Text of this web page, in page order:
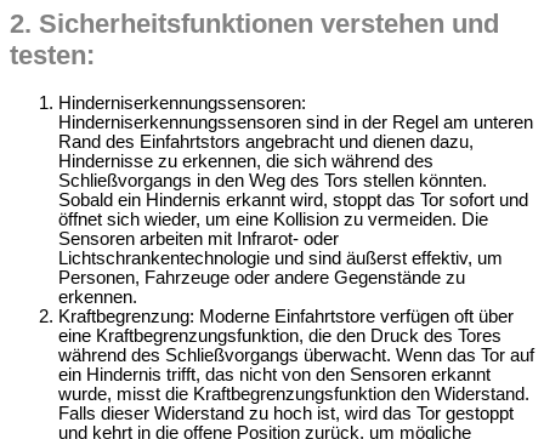
2. Sicherheitsfunktionen verstehen und
testen:
Hinderniserkennungssensoren:
Hinderniserkennungssensoren sind in der Regel am unteren
Rand des Einfahrtstors angebracht und dienen dazu,
Hindernisse zu erkennen, die sich während des
Schließvorgangs in den Weg des Tors stellen könnten.
Sobald ein Hindernis erkannt wird, stoppt das Tor sofort und
öffnet sich wieder, um eine Kollision zu vermeiden. Die
Sensoren arbeiten mit Infrarot- oder
Lichtschrankentechnologie und sind äußerst effektiv, um
Personen, Fahrzeuge oder andere Gegenstände zu
erkennen.
Kraftbegrenzung: Moderne Einfahrtstore verfügen oft über
eine Kraftbegrenzungsfunktion, die den Druck des Tores
während des Schließvorgangs überwacht. Wenn das Tor auf
ein Hindernis trifft, das nicht von den Sensoren erkannt
wurde, misst die Kraftbegrenzungsfunktion den Widerstand.
Falls dieser Widerstand zu hoch ist, wird das Tor gestoppt
und kehrt in die offene Position zurück, um mögliche